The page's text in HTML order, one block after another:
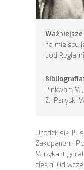
na miejscu
pod
Bibliografia:
Pinkwart
Z., Paryski
Urodził się 15
Zakopanem.
Muzykant
cieśla. Od